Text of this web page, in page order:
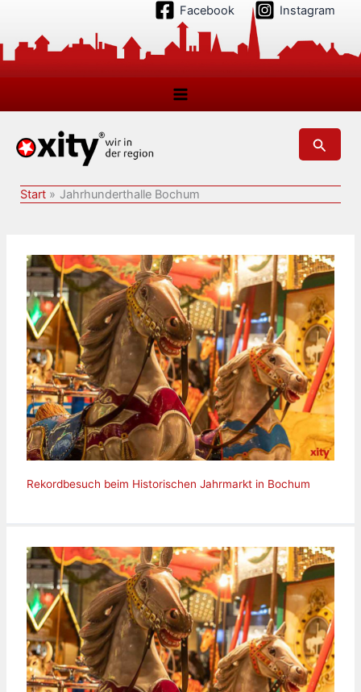
springen
Facebook Instagram
Suchen
Start Jahrhunderthalle Bochum
Rekordbesuch beim Historischen Jahrmarkt in Bochum